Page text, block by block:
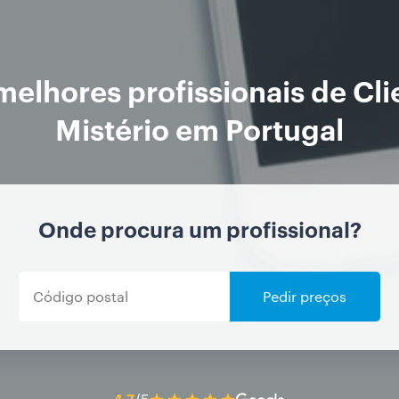
profissionais de
Mistério em Portugal
Onde procura um profissional?
Pedir preços